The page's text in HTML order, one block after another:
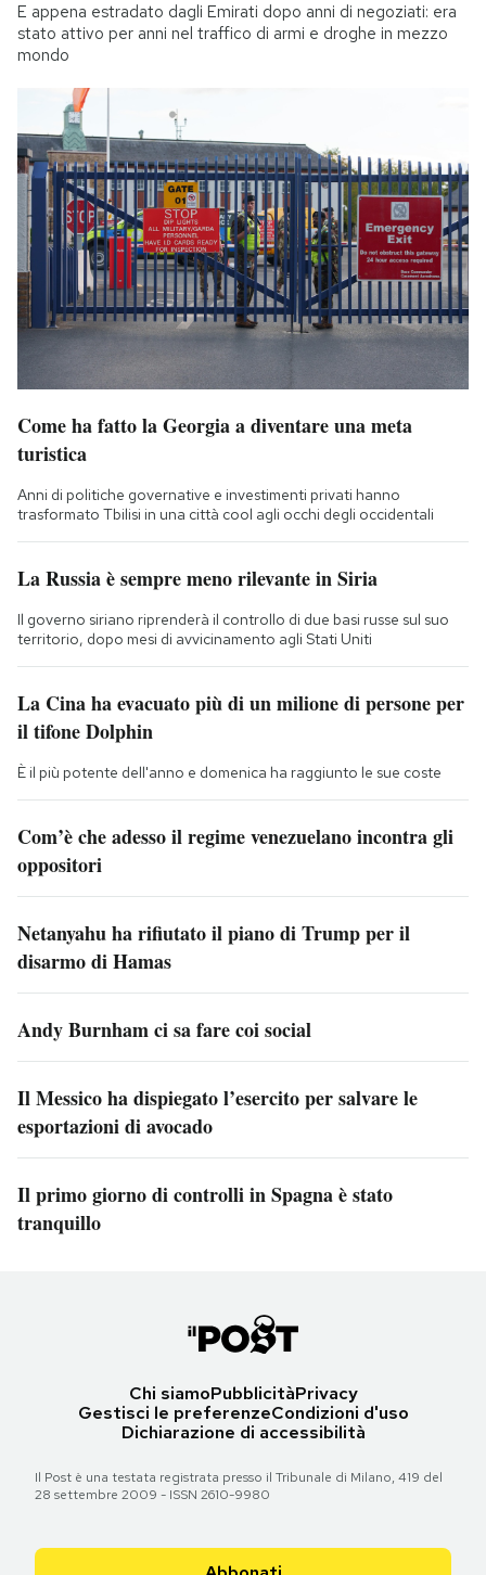
E appena estradato dagli Emirati dopo anni di negoziati: era
stato attivo per anni nel traffico di armi e droghe in mezzo
mondo
Come ha fatto la Georgia a diventare una meta
turistica
Anni di politiche governative e investimenti privati hanno
trasformato Tbilisi in una città cool agli occhi degli occidentali
La Russia è sempre meno rilevante in Siria
Il governo siriano riprenderà il controllo di due basi russe sul suo
territorio, dopo mesi di avvicinamento agli Stati Uniti
La Cina ha evacuato più di un milione di persone per
il tifone Dolphin
È il più potente dell'anno e domenica ha raggiunto le sue coste
Com’è che adesso il regime venezuelano incontra gli
oppositori
Netanyahu ha rifiutato il piano di Trump per il
disarmo di Hamas
Andy Burnham ci sa fare coi social
Il Messico ha dispiegato l’esercito per salvare le
esportazioni di avocado
Il primo giorno di controlli in Spagna è stato
tranquillo
Chi siamoPubblicitàPrivacy
Gestisci le preferenzeCondizioni d'uso
Dichiarazione di accessibilità
Il Post è una testata registrata presso il Tribunale di Milano, 419 del
28 settembre 2009 - ISSN 2610-9980